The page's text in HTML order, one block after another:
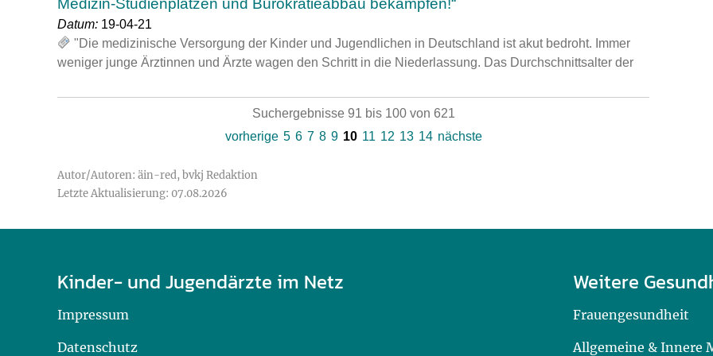
Medizin-Studienplätzen und Bürokratieabbau bekämpfen!“
Datum: 19-04-21
"Die medizinische Versorgung der Kinder und Jugendlichen in Deutschland ist akut bedroht. Immer
weniger junge Ärztinnen und Ärzte wagen den Schritt in die Niederlassung. Das Durchschnittsalter der
Suchergebnisse 91 bis 100 von 621
vorherige 5 6 7 8 9 10 11 12 13 14 nächste
Autor/Autoren: äin-red, bvkj Redaktion
Letzte Aktualisierung: 07.08.2026
Kinder- und Jugendärzte im Netz
Impressum
Datenschutz
Weitere
Frauengesundheit
Allgemeine & Innere